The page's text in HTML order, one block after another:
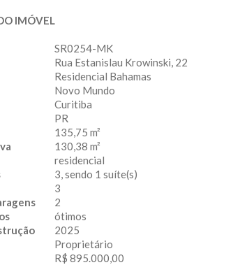
IMÓVEL
SR0254-MK
Rua Estanislau Krowinski, 22
Residencial Bahamas
Novo Mundo
Curitiba
PR
135,75 m²
130,38 m²
residencial
3, sendo 1 suíte(s)
3
2
ótimos
2025
Proprietário
R$ 895.000,00